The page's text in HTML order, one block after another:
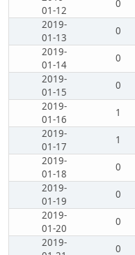
01-12
0
2019-
01-13
0
2019-
01-14
0
2019-
01-15
0
2019-
01-16
1
2019-
01-17
1
2019-
01-18
0
2019-
01-19
0
2019-
01-20
0
2019-
0